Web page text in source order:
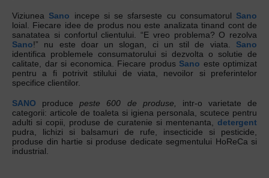
Viziunea Sano incepe si se sfarseste cu consumatorul Sano
loial. Fiecare idee de produs nou este analizata tinand cont de
sanatatea si confortul clientului. “E vreo problema? O rezolva
Sano!” nu este doar un slogan, ci un stil de viata. Sano
identifica problemele consumatorului si dezvolta o solutie de
calitate, dar si economica. Fiecare produs Sano este optimizat
pentru a fi potrivit stilului de viata, nevoilor si preferintelor
specifice clientilor.
SANO producepeste 600 de produse,
intr-o varietate de
categorii: articole de toaleta si igiena personala, scutece pentru
adulti si copii, produse de curatenie si mentenanta, detergent
pudra, lichizi si balsamuri de rufe, insecticide si pesticide,
produse din hartie si produse dedicate segmentului HoReCa si
industrial.